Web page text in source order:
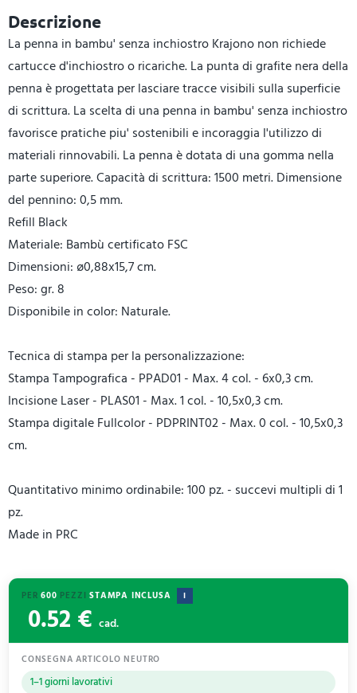
Descrizione
La penna in bambu' senza inchiostro Krajono non richiede
cartucce d'inchiostro o ricariche. La punta di grafite nera della
penna è progettata per lasciare tracce visibili sulla superficie
di scrittura. La scelta di una penna in bambu' senza inchiostro
favorisce pratiche piu' sostenibili e incoraggia l'utilizzo di
materiali rinnovabili. La penna è dotata di una gomma nella
parte superiore. Capacità di scrittura: 1500 metri. Dimensione
del pennino: 0,5 mm.
Refill Black
Materiale: Bambù certificato FSC
Dimensioni: ø0,88x15,7 cm.
Peso: gr. 8
Disponibile in color: Naturale.
Tecnica di stampa per la personalizzazione:
Stampa Tampografica - PPAD01 - Max. 4 col. - 6x0,3 cm.
Incisione Laser - PLAS01 - Max. 1 col. - 10,5x0,3 cm.
Stampa digitale Fullcolor - PDPRINT02 - Max. 0 col. - 10,5x0,3
cm.
Quantitativo minimo ordinabile: 100 pz. - succevi multipli di 1
pz.
Made in PRC
PER600 PEZZISTAMPA INCLUSA I
0.52 € cad.
CONSEGNA ARTICOLO NEUTRO
1–1 giorni lavorativi